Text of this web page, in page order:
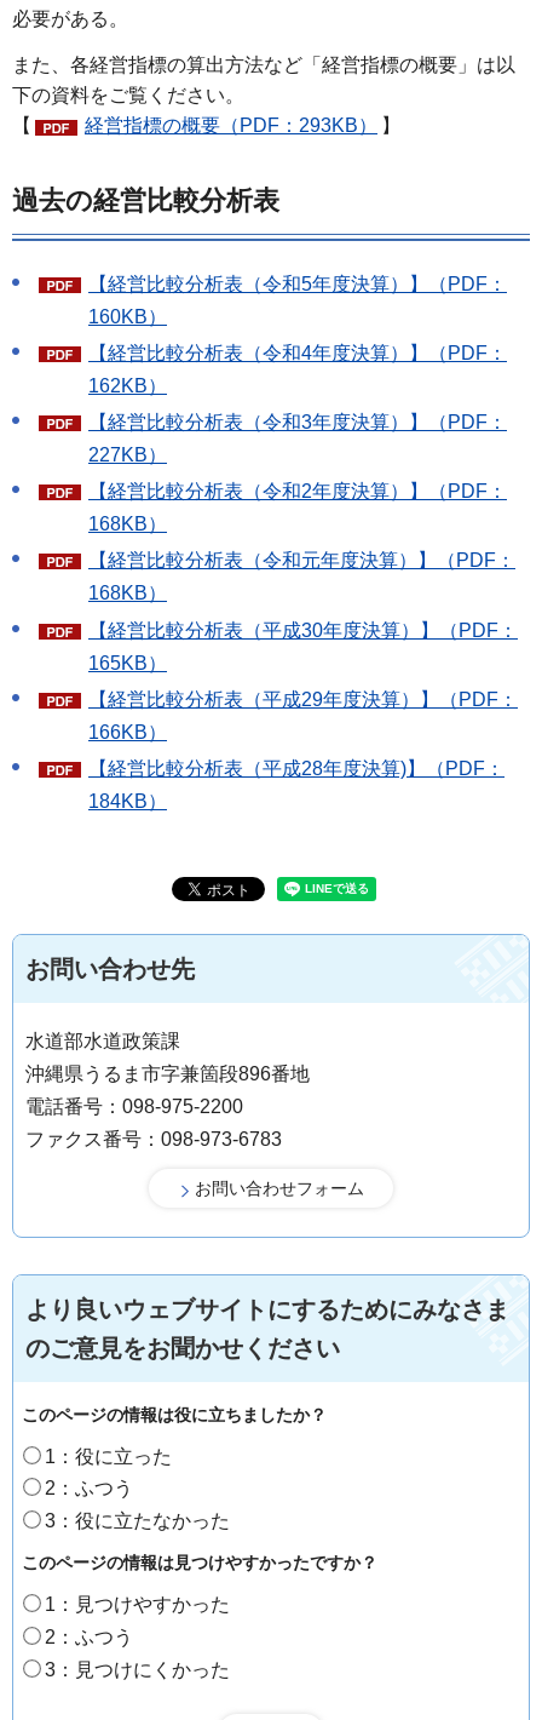
必要がある。
また、各経営指標の算出方法など「経営指標の概要」は以
下の資料をご覧ください。
【
経営指標の概要（PDF：293KB） 】
過去の経営比較分析表
【経営比較分析表（令和5年度決算）】（PDF：
160KB）
【経営比較分析表（令和4年度決算）】（PDF：
162KB）
【経営比較分析表（令和3年度決算）】（PDF：
227KB）
【経営比較分析表（令和2年度決算）】（PDF：
168KB）
【経営比較分析表（令和元年度決算）】（PDF：
168KB）
【経営比較分析表（平成30年度決算）】（PDF：
165KB）
【経営比較分析表（平成29年度決算）】（PDF：
166KB）
【経営比較分析表（平成28年度決算)】（PDF：
184KB）
お問い合わせ先
水道部水道政策課
沖縄県うるま市字兼箇段896番地
電話番号：098-975-2200
ファクス番号：098-973-6783
より良いウェブサイトにするためにみなさま
のご意見をお聞かせください
このページの情報は役に立ちましたか？
1：役に立った
2：ふつう
3：役に立たなかった
このページの情報は見つけやすかったですか？
1：見つけやすかった
2：ふつう
3：見つけにくかった